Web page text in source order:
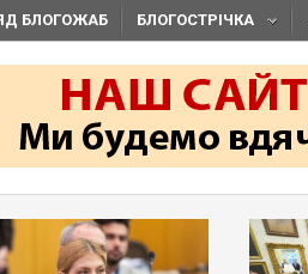
БЛОГОЖАБ БЛОГОСТРІЧКА